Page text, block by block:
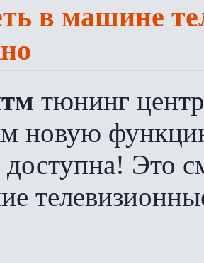
в машине
тюнинг
новую
доступна! Это